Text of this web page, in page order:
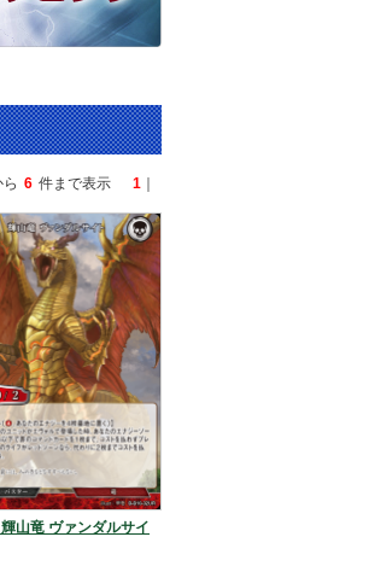
6 件まで表示 1
輝山竜 ヴァンダルサイ